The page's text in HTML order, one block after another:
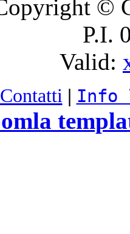
©
P.I.
Valid:
Contatti | Info